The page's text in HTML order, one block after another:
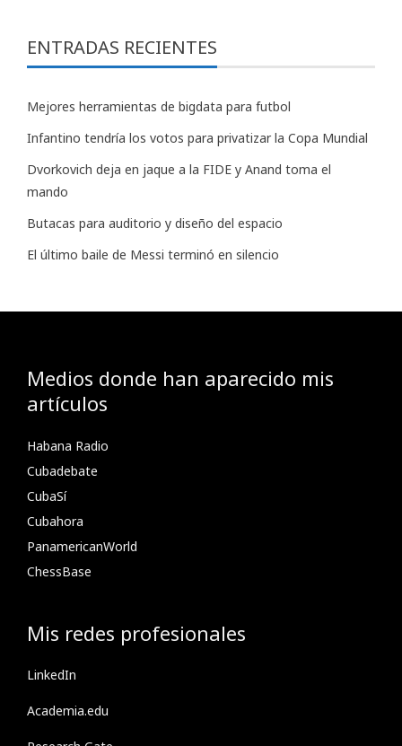
ENTRADAS RECIENTES
Mejores herramientas de bigdata para futbol
Infantino tendría los votos para privatizar la Copa Mundial
Dvorkovich deja en jaque a la FIDE y Anand toma el
mando
Butacas para auditorio y diseño del espacio
El último baile de Messi terminó en silencio
Medios donde han aparecido mis
artículos
Habana Radio
Cubadebate
CubaSí
Cubahora
PanamericanWorld
ChessBase
Mis redes profesionales
LinkedIn
Academia.edu